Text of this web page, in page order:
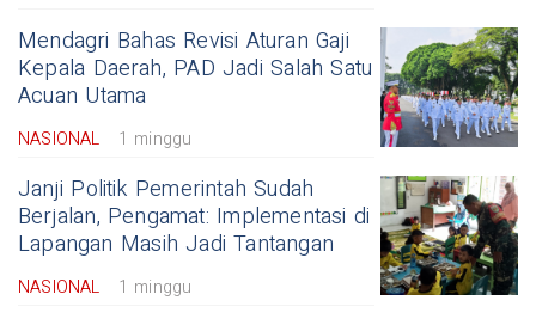
Mendagri Bahas Revisi Aturan Gaji
Kepala Daerah, PAD Jadi Salah Satu
Acuan Utama
NASIONAL 1 minggu
Janji Politik Pemerintah Sudah
Berjalan, Pengamat: Implementasi di
Lapangan Masih Jadi Tantangan
NASIONAL 1 minggu